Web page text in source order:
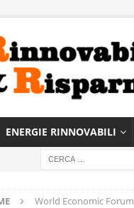
ENERGIE RINNOVABILI
World Economic Forum